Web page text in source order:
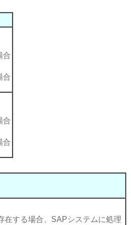
合
合
合
合
在する場合、SAPシステムに処理